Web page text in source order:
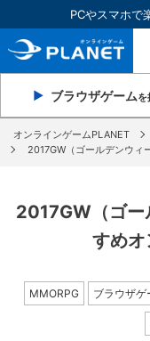
PCやスマホで
ブラウザゲームを
オンラインゲームPLANET
2017GW（ゴールデンウィ
2017GW（ゴー
すめ
MMORPG ブラウザゲ